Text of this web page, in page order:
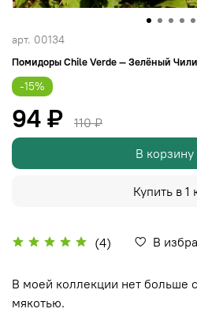
арт. 00134
Помидоры Сhile Verde — Зелёный Чили
(4) В
-15%
94 ₽
110 ₽
В корзину
Купить в 1
В моей коллекции нет больше
мякотью.